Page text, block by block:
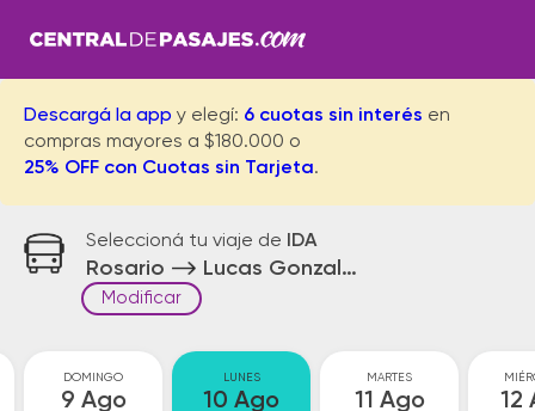
Descargá la app y elegí: 6 cuotas sin interés en
compras mayores a $180.000 o
25% OFF con Cuotas sin Tarjeta.
Seleccioná tu viaje de IDA
Rosario Lucas Gonzalez
Modificar
DOMINGO
9 Ago
LUNES
10 Ago
MARTES
11 Ago 12